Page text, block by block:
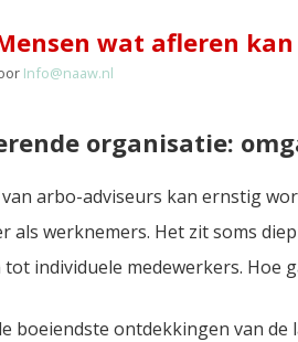
wat afleren
Info@naaw.nl
organisatie:
arbo-adviseurs kan ernstig
als werknemers. Het zit soms
individuele medewerkers. Hoe
boeiendste ontdekkingen van